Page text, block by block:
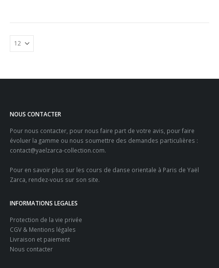
NOUS CONTACTER
Pour nous contacter, pour nous faire part de votre avis, pour faire
évoluer la gamme ou nous soumettre des demandes particulières :
contact@yaelzarca-collection.com.
Pour en savoir plus sur les cours de danse orientale à Paris de Yaël
Zarca, rendez-vous sur son site.
INFORMATIONS LEGALES
Protection de la vie privée
CGV & Mentions légales
Livraison et paiement
Nous contacter